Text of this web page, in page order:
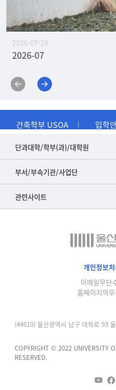
2026-07
2026-07-29
2026-04
2026-01
2025-10
2025-07
2025-04
2025-1
건축학부 USOA 입학
단과대학/학부(과)/대학원
■인문대학
▷국어국문학부
▷일본어·일본학과
▷프랑스어·프랑스학과
▷사회과학부
ㆍ경제학전공
부서/부속기관/사업단
공동기기센터
공학교육혁신센터
물리BK 미래혁신응집물질물리인재
반구대암각화유적보존연구소
관련사이트
건강가정지원센터
교수협의회
온라인 기술거래 플랫폼
울산대학교 총동문회
캠퍼스안전관리
개인정보
이메일무단
홈페이지의
(44610) 울산광역시 남구 대학로 93
COPYRIGHT © 2022 UNIVERSITY
RESERVED.